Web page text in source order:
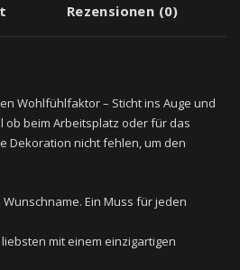
Rezensionen (0)
Wohlfühlfaktor – Sticht ins Auge und
ob beim Arbeitsplatz oder für das
Dekoration nicht fehlen, um den
Ein Muss für jeden
mit einem einzigartigen